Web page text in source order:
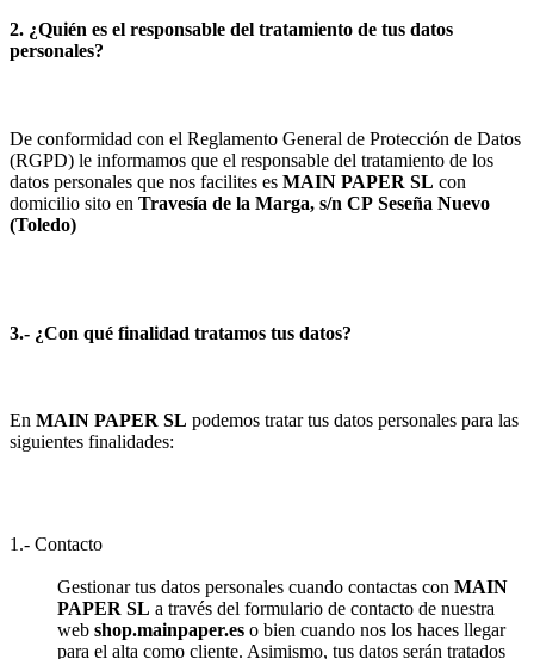
2. ¿Quién es el responsable del tratamiento de tus datos
personales?
De conformidad con el Reglamento General de Protección de Datos
(RGPD) le informamos que el responsable del tratamiento de los
datos personales que nos facilites es MAIN PAPER SL con
domicilio sito en Travesía de la Marga, s/n CP Seseña Nuevo
(Toledo)
3.- ¿Con qué finalidad tratamos tus datos?
En MAIN PAPER SL podemos tratar tus datos personales para las
siguientes finalidades:
1.- Contacto
Gestionar tus datos personales cuando contactas con MAIN
PAPER SL a través del formulario de contacto de nuestra
web shop.mainpaper.es o bien cuando nos los haces llegar
para el alta como cliente. Asimismo, tus datos serán tratados